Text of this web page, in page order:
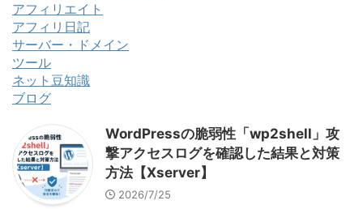
アフィリエイト
アフィリ日記
サーバー・ドメイン
ツール
ネット豆知識
ブログ
WordPressの脆弱性「wp2shell」攻
撃アクセスログを確認した結果と対策
方法【Xserver】
2026/7/25